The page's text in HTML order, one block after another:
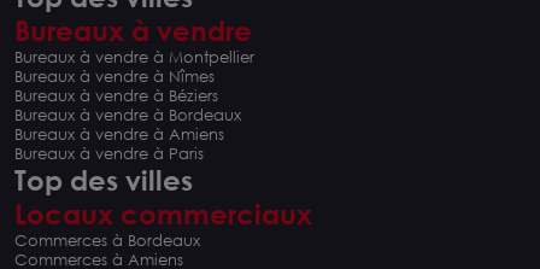
Bureaux à vendre
Bureaux à vendre à Montpellier
Bureaux à vendre à Nîmes
Bureaux à vendre à Béziers
Bureaux à vendre à Bordeaux
Bureaux à vendre à Amiens
Bureaux à vendre à Paris
Top des villes
Locaux commerciaux
Commerces à Bordeaux
Commerces à Amiens